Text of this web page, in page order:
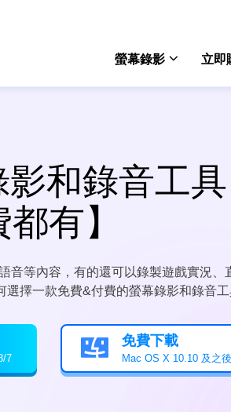
螢幕錄影 立即
和錄音工
都有】
音等內容，有的還可以錄製遊戲實況、
擇一款免費&付費的螢幕錄影和錄音工
7  免費下載
Mac OS X 10.10 及之後